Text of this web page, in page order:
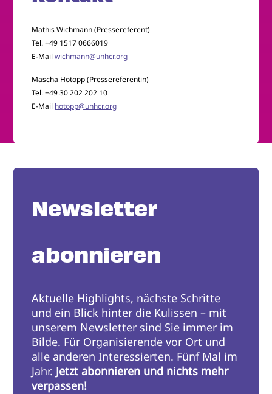
Mathis Wichmann (Pressereferent)
Tel. +49 1517 0666019
E-Mailwichmann@unhcr.org
Mascha Hotopp (Pressereferentin)
Tel. +49 30 202 202 10
E-Mail hotopp@unhcr.org
Newsletter
abonnieren
Aktuelle Highlights, nächste Schritte
und ein Blick hinter die Kulissen – mit
unserem Newsletter sind Sie immer im
Bilde. Für Organisierende vor Ort und
alle anderen Interessierten. Fünf Mal im
Jahr. Jetzt abonnieren und nichts mehr
verpassen!